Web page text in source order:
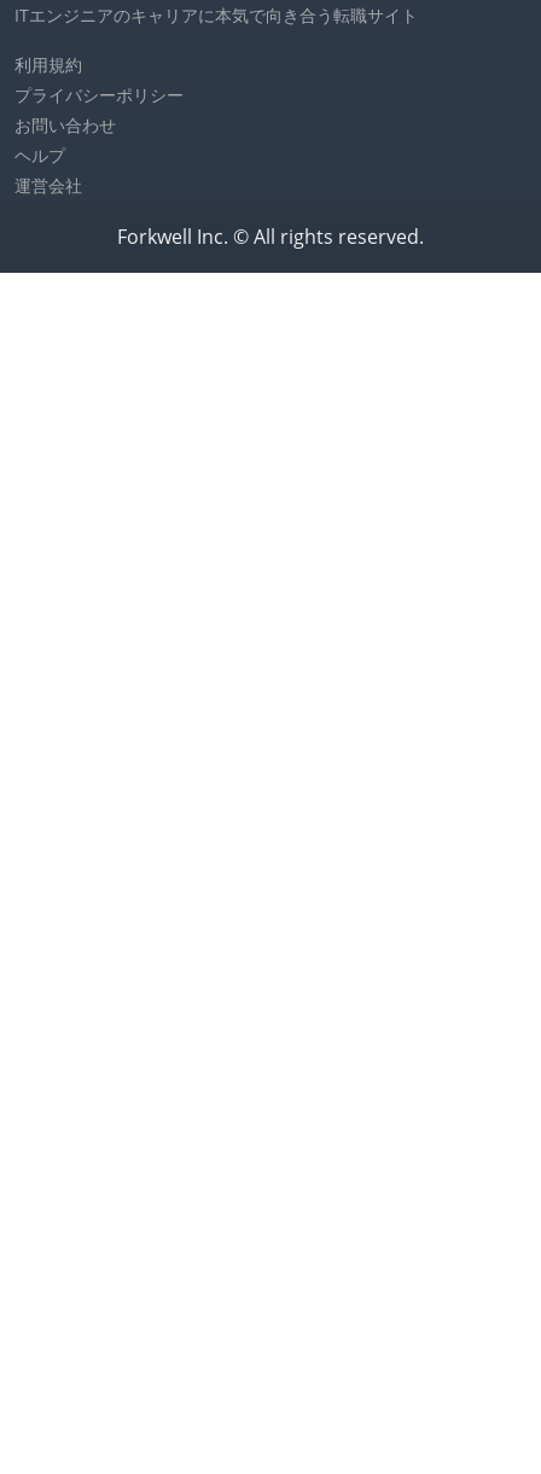
ITエンジニアのキャリアに本気で向き合う転職サイト
利用規約
プライバシーポリシー
お問い合わせ
ヘルプ
運営会社
Forkwell Inc. © All rights reserved.